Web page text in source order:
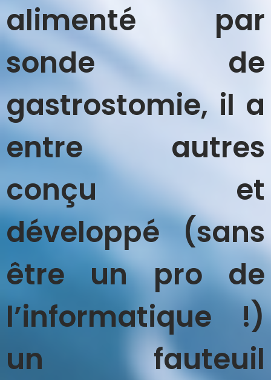
alimenté par
sonde de
gastrostomie, il a
entre autres
conçu et
développé (sans
être un pro de
l’informatique !)
un fauteuil